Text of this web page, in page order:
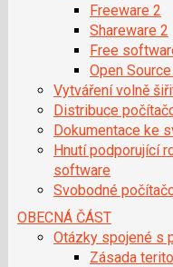
Freeware 2
Shareware 2
Free
Open
Vytváření volně
Distribuce
Dokumentace ke
Hnutí podporující
software
Svobodné
OBECNÁ ČÁST
Otázky spojené s
Zásada